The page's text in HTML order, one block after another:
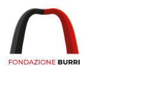
Vai
al
contenuto